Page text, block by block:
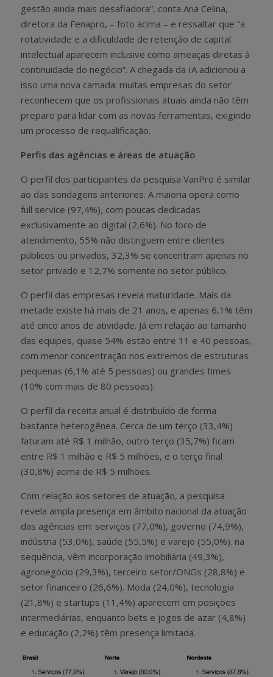
gestão ainda mais desafiadora”, conta Ana Celina,
diretora da Fenapro, – foto acima – e ressaltar que “a
rotatividade e a dificuldade de retenção de capital
intelectual aparecem inclusive como ameaças diretas à
continuidade do negócio”. A chegada da IA adicionou a
isso uma nova camada: muitas empresas do setor
reconhecem que os profissionais atuais ainda não têm
preparo para lidar com as novas ferramentas, exigindo
um processo de requalificação.
Perfis das agências e áreas de atuação
O perfil dos participantes da pesquisa VanPro é similar
ao das sondagens anteriores. A maioria opera como
full service (97,4%), com poucas dedicadas
exclusivamente ao digital (2,6%). No foco de
atendimento, 55% não distinguem entre clientes
públicos ou privados, 32,3% se concentram apenas no
setor privado e 12,7% somente no setor público.
O perfil das empresas revela maturidade. Mais da
metade existe há mais de 21 anos, e apenas 6,1% têm
até cinco anos de atividade. Já em relação ao tamanho
das equipes, quase 54% estão entre 11 e 40 pessoas,
com menor concentração nos extremos de estruturas
pequenas (6,1% até 5 pessoas) ou grandes times
(10% com mais de 80 pessoas).
O perfil da receita anual é distribuído de forma
bastante heterogênea. Cerca de um terço (33,4%)
faturam até R$ 1 milhão, outro terço (35,7%) ficam
entre R$ 1 milhão e R$ 5 milhões, e o terço final
(30,8%) acima de R$ 5 milhões.
Com relação aos setores de atuação, a pesquisa
revela ampla presença em âmbito nacional da atuação
das agências em: serviços (77,0%), governo (74,9%),
indústria (53,0%), saúde (55,5%) e varejo (55,0%). na
sequência, vêm incorporação imobiliária (49,3%),
agronegócio (29,3%), terceiro setor/ONGs (28,8%) e
setor financeiro (26,6%). Moda (24,0%), tecnologia
(21,8%) e startups (11,4%) aparecem em posições
intermediárias, enquanto bets e jogos de azar (4,8%)
e educação (2,2%) têm presença limitada.